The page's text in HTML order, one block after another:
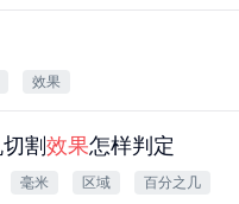
效果
割效果怎样判定
毫米 区域 百分之几